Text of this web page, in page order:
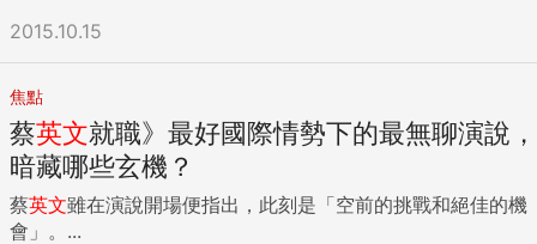
2015.10.15
焦點
蔡英文就職》最好國際情勢下的最無聊演說，
暗藏哪些玄機？
蔡英文雖在演說開場便指出，此刻是「空前的挑戰和絕佳的機
會」。...